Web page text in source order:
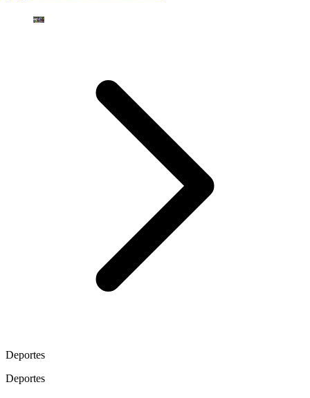
Deportes
Deportes